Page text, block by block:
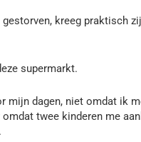
kreeg praktisch
supermarkt.
mijn dagen, niet omdat ik
twee kinderen me